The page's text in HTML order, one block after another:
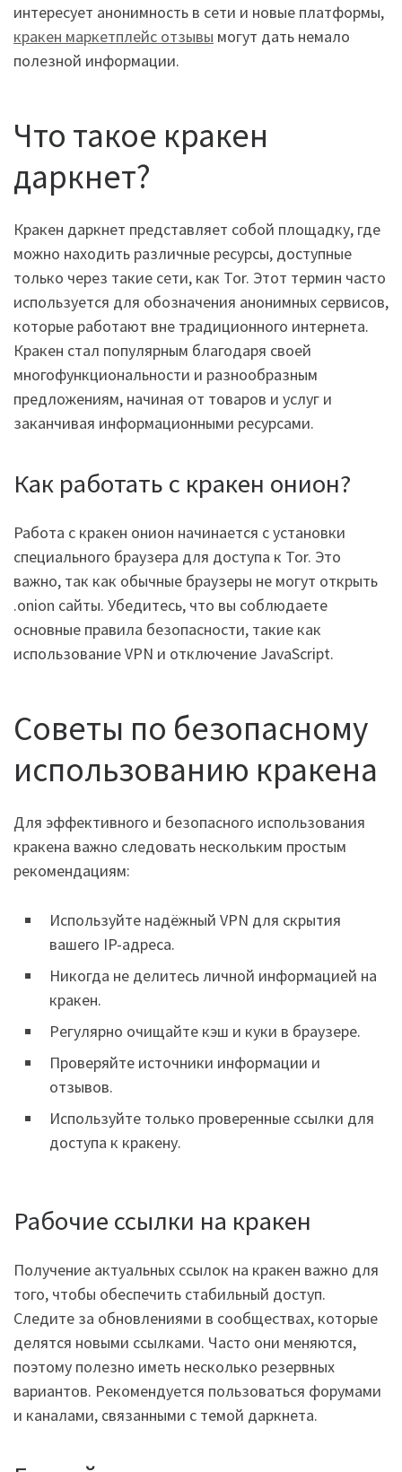
интересует анонимность в сети и новые платформы,
кракен маркетплейс отзывы могут дать немало
полезной информации.
Что такое кракен
даркнет?
Кракен даркнет представляет собой площадку, где
можно находить различные ресурсы, доступные
только через такие сети, как Tor. Этот термин часто
используется для обозначения анонимных сервисов,
которые работают вне традиционного интернета.
Кракен стал популярным благодаря своей
многофункциональности и разнообразным
предложениям, начиная от товаров и услуг и
заканчивая информационными ресурсами.
Как работать с кракен онион?
Работа с кракен онион начинается с установки
специального браузера для доступа к Tor. Это
важно, так как обычные браузеры не могут открыть
.onion сайты. Убедитесь, что вы соблюдаете
основные правила безопасности, такие как
использование VPN и отключение JavaScript.
Советы по безопасному
использованию кракена
Для эффективного и безопасного использования
кракена важно следовать нескольким простым
рекомендациям:
Используйте надёжный VPN для скрытия
вашего IP-адреса.
Никогда не делитесь личной информацией на
кракен.
Регулярно очищайте кэш и куки в браузере.
Проверяйте источники информации и
отзывов.
Используйте только проверенные ссылки для
доступа к кракену.
Рабочие ссылки на кракен
Получение актуальных ссылок на кракен важно для
того, чтобы обеспечить стабильный доступ.
Следите за обновлениями в сообществах, которые
делятся новыми ссылками. Часто они меняются,
поэтому полезно иметь несколько резервных
вариантов. Рекомендуется пользоваться форумами
и каналами, связанными с темой даркнета.